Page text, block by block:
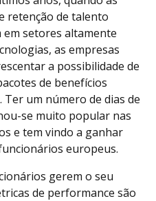
retenção de talento
setores altamente
as empresas
a possibilidade de
de benefícios
um número de dias de
se muito popular nas
e tem vindo a ganhar
europeus.
gerem o seu
de performance são